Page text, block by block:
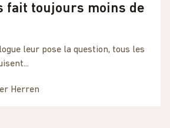
fait toujours moins de
leur pose la question, tous les
Herren